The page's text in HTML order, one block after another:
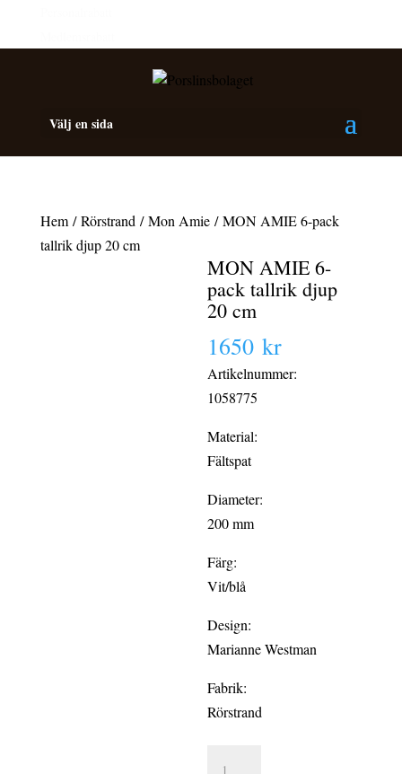
Välj en sida
Hem/Rörstrand /Mon Amie/ MON AMIE 6-pack
tallrik djup 20 cm
MON AMIE 6-
pack tallrik djup
20 cm
1650kr
Artikelnummer:
1058775
Material:
Fältspat
Diameter:
200 mm
Färg:
Vit/blå
Design:
Marianne Westman
Fabrik:
Rörstrand